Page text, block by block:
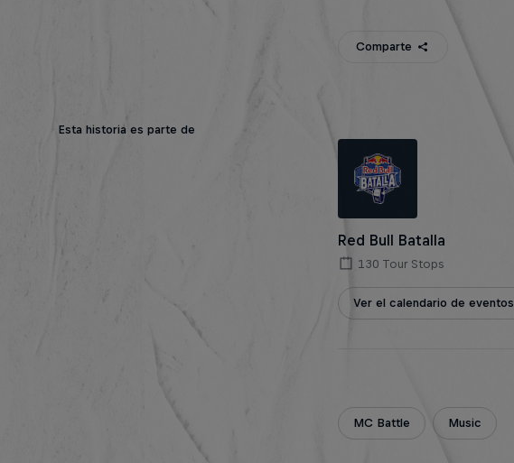
Comparte
Esta historia es parte de
Red Bull Batalla
130 Tour Stops
Ver el calendario de eventos
MC Battle Music